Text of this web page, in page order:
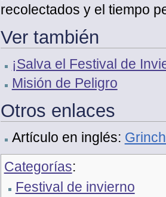
recolectados y el tiempo
Ver también
¡Salva el Festival de
Misión de Peligro
Otros enlaces
Artículo en inglés:
Categorías:
Festival de invierno